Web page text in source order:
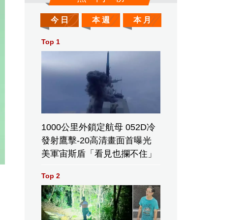
今 日 本 週 本 月
Top 1
1000公里外鎖定航母 052D冷
發射鷹擊-20高清畫面首曝光
美軍宙斯盾「看見也攔不住」
Top 2